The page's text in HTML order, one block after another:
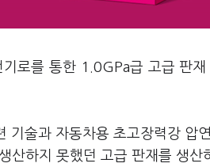
기로를 통한 1.0GPa급 고급 판재
기술과 자동차용 초고장력강 압
하지 못했던 고급 판재를 생산